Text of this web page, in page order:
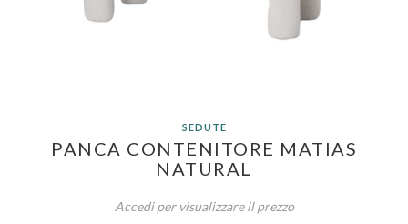
SEDUTE
PANCA CONTENITORE MATIAS
NATURAL
Accedi per visualizzare il prezzo